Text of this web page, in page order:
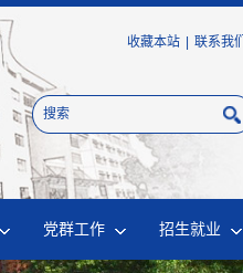
收藏本站 联系我们
党群工作 招生就业